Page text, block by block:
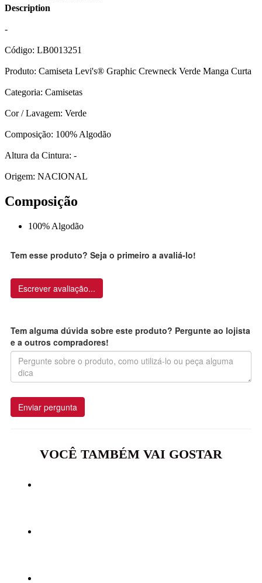
Description
-
Código: LB0013251
Produto: Camiseta Levi's® Graphic Crewneck Verde Manga Curta
Categoria: Camisetas
Cor / Lavagem: Verde
Composição: 100% Algodão
Altura da Cintura: -
Origem: NACIONAL
Composição
100% Algodão
Tem esse produto? Seja o primeiro a avaliá-lo!
Escrever avaliação...
Tem alguma dúvida sobre este produto? Pergunte ao lojista
e a outros compradores!
Enviar pergunta
VOCÊ TAMBÉM VAI GOSTAR